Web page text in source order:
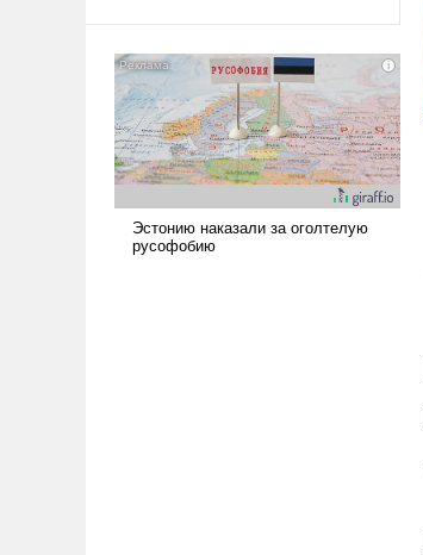
и ее реализация радикально
поднимет наши боевые
возможности.